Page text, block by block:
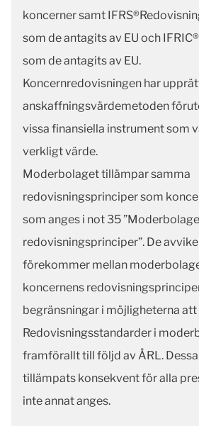
koncerner samt
som de antagits av EU och
som de antagits av EU.
Koncernredovisningen har
anskaffningsvärdemetoden
vissa finansiella instrument som
verkligt värde.
Moderbolaget tillämpar samma
redovisningsprinciper som
som anges i not 35
redovisningsprinciper”. De
förekommer mellan
koncernens
begränsningar i möjligheterna
Redovisningsstandarder i
framförallt till följd av ÅRL.
tillämpats konsekvent för alla
inte annat anges.